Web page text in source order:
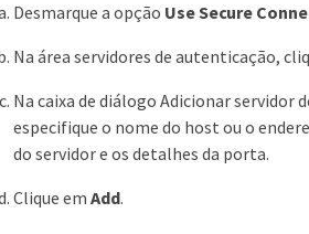
Desmarque a opção Use Secure
Na área servidores de autenticação,
Na caixa de diálogo Adicionar servidor
especifique o nome do host ou o
do servidor e os detalhes da porta.
Clique em Add.